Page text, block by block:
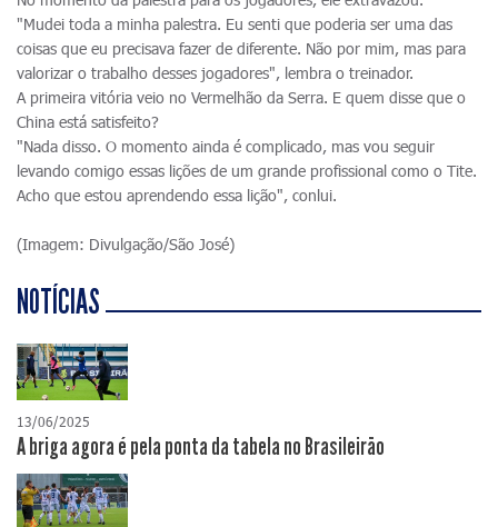
"Mudei toda a minha palestra. Eu senti que poderia ser uma das
coisas que eu precisava fazer de diferente. Não por mim, mas para
valorizar o trabalho desses jogadores", lembra o treinador.
A primeira vitória veio no Vermelhão da Serra. E quem disse que o
China está satisfeito?
"Nada disso. O momento ainda é complicado, mas vou seguir
levando comigo essas lições de um grande profissional como o Tite.
Acho que estou aprendendo essa lição", conlui.
(Imagem: Divulgação/São José)
NOTÍCIAS
13/06/2025
A briga agora é pela ponta da tabela no Brasileirão